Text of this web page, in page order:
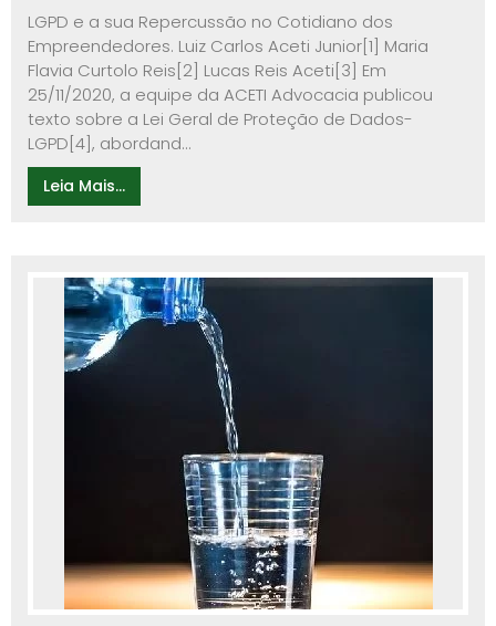
LGPD e a sua Repercussão no Cotidiano dos
Empreendedores. Luiz Carlos Aceti Junior[1] Maria
Flavia Curtolo Reis[2] Lucas Reis Aceti[3] Em
25/11/2020, a equipe da ACETI Advocacia publicou
texto sobre a Lei Geral de Proteção de Dados-
LGPD[4], abordand...
Leia Mais...